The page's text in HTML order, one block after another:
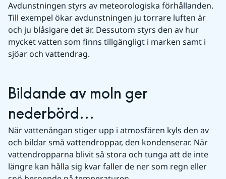
Avdunstningen styrs av meteorologiska förhållanden.
Till exempel ökar avdunstningen ju torrare luften är
och ju blåsigare det är. Dessutom styrs den av hur
mycket vatten som finns tillgängligt i marken samt i
sjöar och vattendrag.
Bildande av moln ger
nederbörd...
När vattenångan stiger upp i atmosfären kyls den av
och bildar små vattendroppar, den kondenserar. När
vattendropparna blivit så stora och tunga att de inte
längre kan hålla sig kvar faller de ner som regn eller